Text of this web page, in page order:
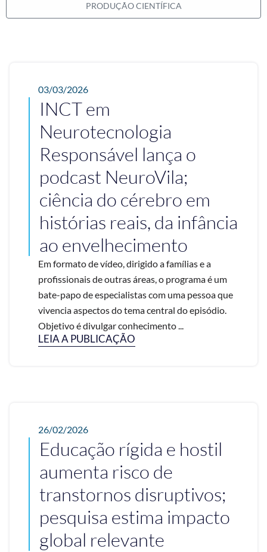
PRODUÇÃO CIENTÍFICA
03/03/2026
INCT em
Neurotecnologia
Responsável lança o
podcast NeuroVila;
ciência do cérebro em
histórias reais, da infância
ao envelhecimento
Em formato de vídeo, dirigido a famílias e a
profissionais de outras áreas, o programa é um
bate-papo de especialistas com uma pessoa que
vivencia aspectos do tema central do episódio.
Objetivo é divulgar conhecimento ...
LEIA A PUBLICAÇÃO
26/02/2026
Educação rígida e hostil
aumenta risco de
transtornos disruptivos;
pesquisa estima impacto
global relevante